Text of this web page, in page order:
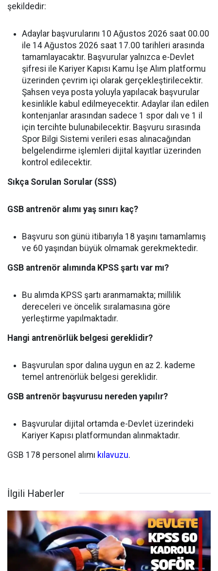
şekildedir:
Adaylar başvurularını 10 Ağustos 2026 saat 00.00
ile 14 Ağustos 2026 saat 17.00 tarihleri arasında
tamamlayacaktır. Başvurular yalnızca e-Devlet
şifresi ile Kariyer Kapısı Kamu İşe Alım platformu
üzerinden çevrim içi olarak gerçekleştirilecektir.
Şahsen veya posta yoluyla yapılacak başvurular
kesinlikle kabul edilmeyecektir. Adaylar ilan edilen
kontenjanlar arasından sadece 1 spor dalı ve 1 il
için tercihte bulunabilecektir. Başvuru sırasında
Spor Bilgi Sistemi verileri esas alınacağından
belgelendirme işlemleri dijital kayıtlar üzerinden
kontrol edilecektir.
Sıkça Sorulan Sorular (SSS)
GSB antrenör alımı yaş sınırı kaç?
Başvuru son günü itibarıyla 18 yaşını tamamlamış
ve 60 yaşından büyük olmamak gerekmektedir.
GSB antrenör alımında KPSS şartı var mı?
Bu alımda KPSS şartı aranmamakta; millilik
dereceleri ve öncelik sıralamasına göre
yerleştirme yapılmaktadır.
Hangi antrenörlük belgesi gereklidir?
Başvurulan spor dalına uygun en az 2. kademe
temel antrenörlük belgesi gereklidir.
GSB antrenör başvurusu nereden yapılır?
Başvurular dijital ortamda e-Devlet üzerindeki
Kariyer Kapısı platformundan alınmaktadır.
GSB 178 personel alımı kılavuzu.
İlgili Haberler